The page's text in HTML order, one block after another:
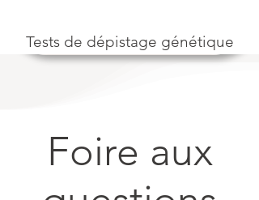
Tests de dépistage génétique
Foire aux